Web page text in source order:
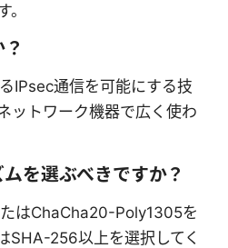
IPsec通信を可能にする技
ットワーク機器で広く使わ
を選ぶべきですか？
はChaCha20-Poly1305を
SHA-256以上を選択してく